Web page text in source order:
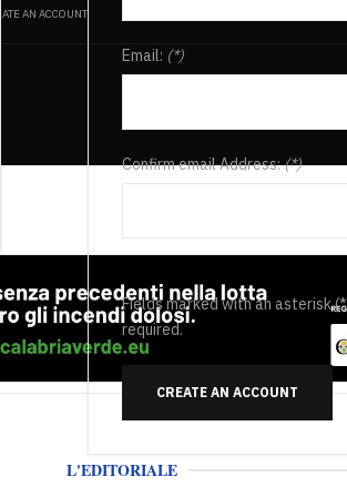
AN ACCOUNT
Email: (*)
Confirm email Address:(*)
Fields marked with an asterisk
required.
CREATE AN ACCOUNT
L'EDITORIALE